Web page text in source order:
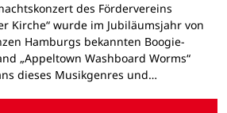
des Fördervereins
Kirche“ wurde im Jubiläumsjahr von
Hamburgs bekannten Boogie-
„Appeltown Washboard Worms“
dieses Musikgenres und…